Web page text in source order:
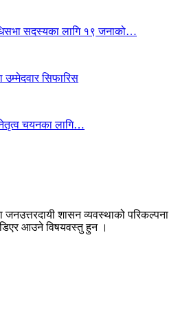
सदस्यका लागि १९ जनाको…
उम्मेदवार सिफारिस
चयनका लागि…
शासन व्यवस्थाको परिकल्पना
आउने विषयवस्तु हुन ।